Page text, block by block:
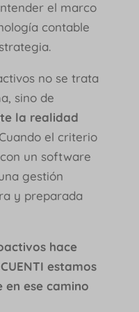
el marco
contable
no se trata
sino de
la realidad
el criterio
un software
gestión
y preparada
hace
estamos
ese camino